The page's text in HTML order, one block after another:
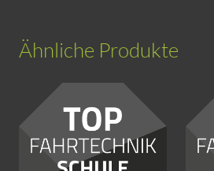
Varianten
Optionen
können
Ähnliche Produkte